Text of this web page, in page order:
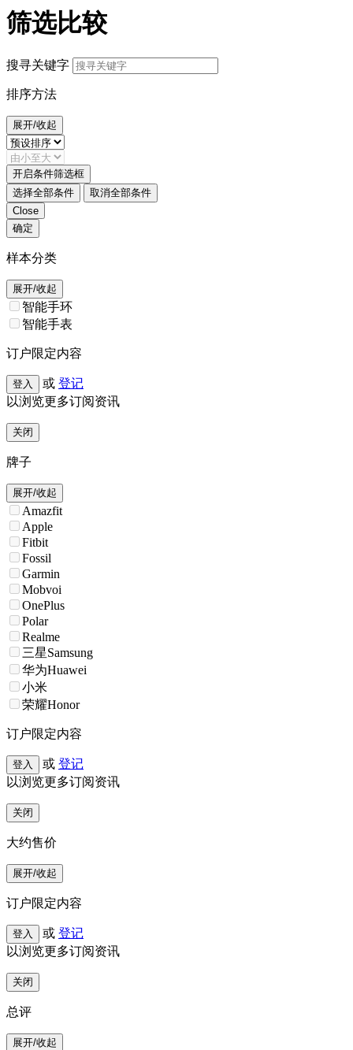
筛选比较
搜寻关键字
排序方法
展开/收起
开启条件筛选框
选择全部条件
取消全部条件
Close
确定
样本分类
展开/收起
智能手环
智能手表
订户限定内容
登入 或 登记
以浏览更多订阅资讯
关闭
牌子
展开/收起
Amazfit
Apple
Fitbit
Fossil
Garmin
Mobvoi
OnePlus
Polar
Realme
三星Samsung
华为Huawei
小米
荣耀Honor
订户限定内容
登入 或 登记
以浏览更多订阅资讯
关闭
大约售价
展开/收起
订户限定内容
登入 或 登记
以浏览更多订阅资讯
关闭
总评
展开/收起